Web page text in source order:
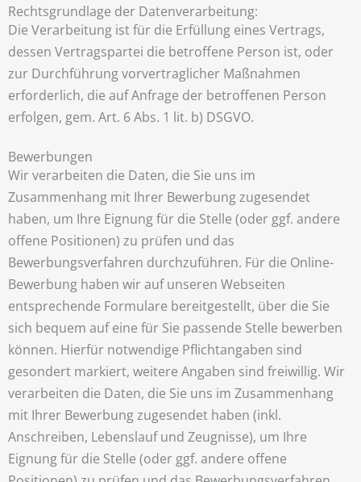
Rechtsgrundlage der Datenverarbeitung:
Die Verarbeitung ist für die Erfüllung eines Vertrags,
dessen Vertragspartei die betroffene Person ist, oder
zur Durchführung vorvertraglicher Maßnahmen
erforderlich, die auf Anfrage der betroffenen Person
erfolgen, gem. Art. 6 Abs. 1 lit. b) DSGVO.
Bewerbungen
Wir verarbeiten die Daten, die Sie uns im
Zusammenhang mit Ihrer Bewerbung zugesendet
haben, um Ihre Eignung für die Stelle (oder ggf. andere
offene Positionen) zu prüfen und das
Bewerbungsverfahren durchzuführen. Für die Online-
Bewerbung haben wir auf unseren Webseiten
entsprechende Formulare bereitgestellt, über die Sie
sich bequem auf eine für Sie passende Stelle bewerben
können. Hierfür notwendige Pflichtangaben sind
gesondert markiert, weitere Angaben sind freiwillig. Wir
verarbeiten die Daten, die Sie uns im Zusammenhang
mit Ihrer Bewerbung zugesendet haben (inkl.
Anschreiben, Lebenslauf und Zeugnisse), um Ihre
Eignung für die Stelle (oder ggf. andere offene